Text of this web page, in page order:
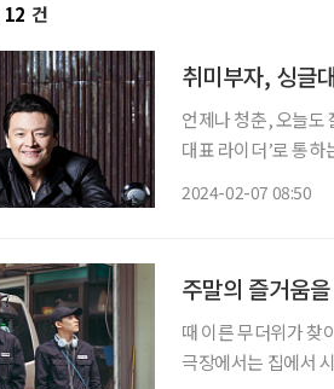
12 건
취미부자, 싱글
언제나 청춘, 오늘도
대표 라이더’로 통하는
2024-02-07 08:50
주말의 즐거움
때 이른 무더위가 찾
극장에서는 집에서